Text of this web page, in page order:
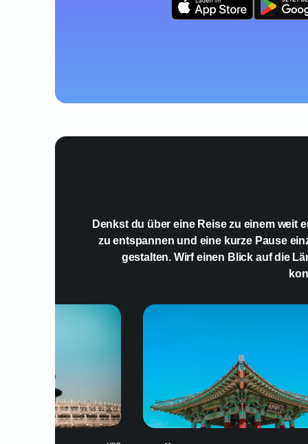
Denkst du über eine Reise zu einem weit
zu entspannen und eine kurze Pause
gestalten. Wirf einen Blick auf die